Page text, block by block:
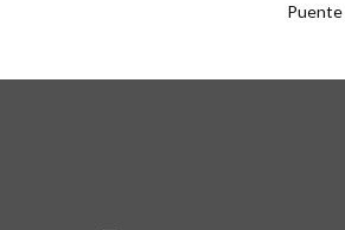
Puente